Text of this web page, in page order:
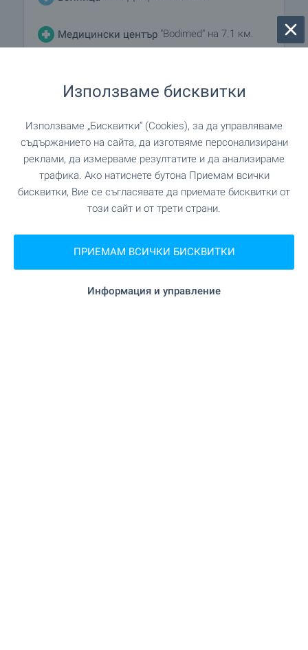
Медицински център "Bodimed" на 7.1 км.
ПАЗАРУВАНЕ
Хранителен магазинна 2.8 км.
Супермаркет на 5.8 км.
Супермаркет "Супермаркет БББ" на 6.2 км.
Използваме бисквитки
Използваме „Бисквитки“ (Cookies), за да управляваме
съдържанието на сайта, да изготвяме персонализирани
реклами, да измерваме резултатите и да анализираме
трафика. Ако натиснете бутона Приемам всички
бисквитки, Вие се съгласявате да приемате бисквитки от
този сайт и от трети страни.
ПРИЕМАМ ВСИЧКИ БИСКВИТКИ
Информация и управление